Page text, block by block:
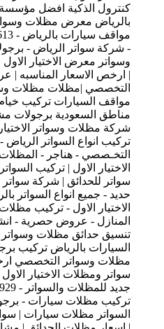
كنترول الذكية افضل مؤسسة
بالرياض معرض مظلات
- شركة سواتر الرياض -
وسواتر معرض الاختيار
| ارخص الاسعار المناسبه |
التخصصي |مظلات مظلات
مواقف السيارات تركيب
مناطق السعودية برجولات
شركة مظلات وسواتر
تركيب انواع السواتر
التخـصصي - هناجر -
الاختيار الاول | تركيب
سواتر للحدائق | شركة
حديد - جميع انواع السواتر
الاختيار الاول - تركيب
المنازل - عروض حصرية -
تنسيق حدائق مظلات وسواتر
السيارات بالرياض تركيب
مظلات وسواتر التخصصي
سواتر ومظلات الاختيار
تركيب مظلات سيارات -
السواتر مظلات سيارات |